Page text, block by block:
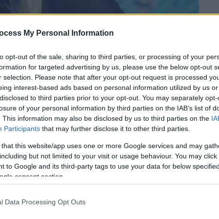
My Personal Information
opt-out of the sale, sharing to third parties, or processing of your
for targeted advertising by us, please use the below opt-out
selection. Please note that after your opt-out request is processed
interest-based ads based on personal information utilized by us
to third parties prior to your opt-out. You may separately
of your personal information by third parties on the IAB’s list of
This information may also be disclosed by us to third parties on the
Participants that may further disclose it to other third parties.
that this website/app uses one or more Google services and may
but not limited to your visit or usage behaviour. You may
to Google and its third-party tags to use your data for below
consent section.
Data Processing Opt Outs
το ΕΘΝΟΣ στη Google
οι αγωγές για τις αποζημιώσειςπου
έκοψε το νήμα της ζωής του
18 Φεβρουαρίου 2016. Εκεί
Φρόσω Κυριακού, οι οποίες επίσης
που θα γίνει. Η οικογένεια του
δεν οδηγούσε ο Παντελής. Υπάρχει